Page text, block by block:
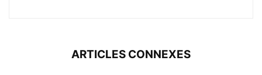
ARTICLES CONNEXES